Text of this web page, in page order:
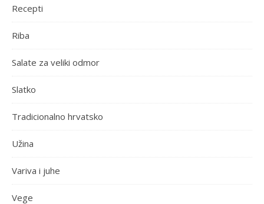
Recepti
Riba
Salate za veliki odmor
Slatko
Tradicionalno hrvatsko
Užina
Variva i juhe
Vege